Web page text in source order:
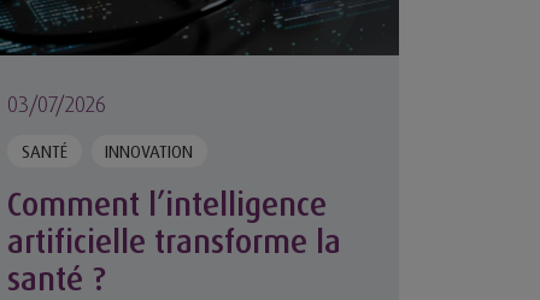
03/07/2026
SANTÉ INNOVATION
Comment l’intelligence
artificielle transforme la
santé ?